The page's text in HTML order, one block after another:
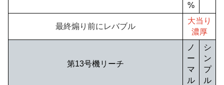
%
最終煽り前にレバブル
大当り
濃厚
第13号機リーチ
ノ
ー
マ
ル
シ
ン
プ
ル